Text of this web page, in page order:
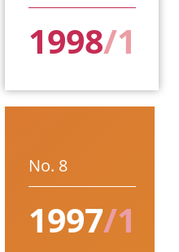
1998/1
No. 8
1997/1